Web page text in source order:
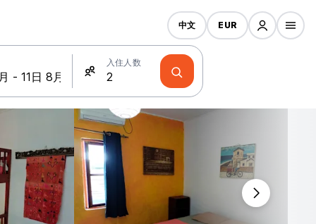
入住人数
中文 EUR